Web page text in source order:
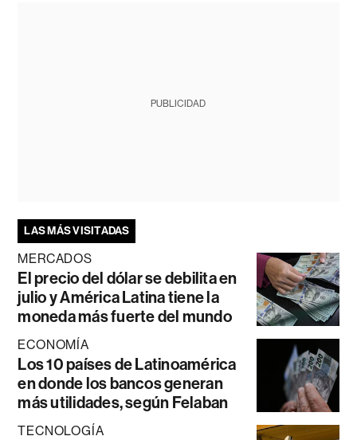
PUBLICIDAD
LAS MÁS VISITADAS
MERCADOS
El precio del dólar se debilita en
julio y América Latina tiene la
moneda más fuerte del mundo
ECONOMÍA
Los 10 países de Latinoamérica
en donde los bancos generan
más utilidades, según Felaban
TECNOLOGÍA